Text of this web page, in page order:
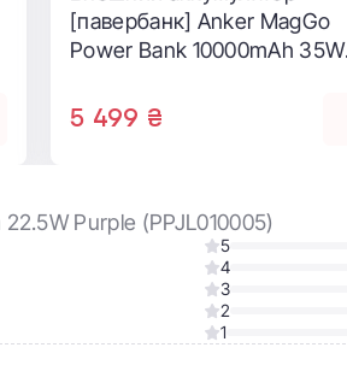
выдвижным кабелями
EcoFlow RAPID Powerbank
RAPID25K100W-B-EU)
5 829 ₴
Purple (PPJL010005)
5
4
3
2
1